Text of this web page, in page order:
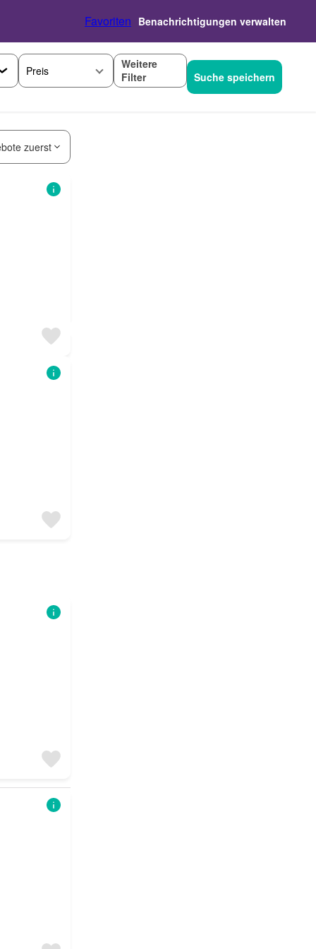
Favoriten Benachrichtigungen verwalten
Preis
Weitere
Filter
Suche speichern
zuerst